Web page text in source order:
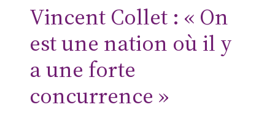
Vincent Collet : « On
est une nation où il y
a une forte
concurrence »